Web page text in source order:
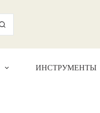
ИНСТРУМЕНТЫ